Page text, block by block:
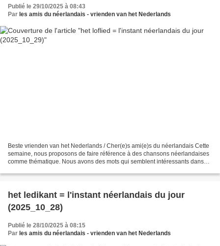
Publié le 29/10/2025 à 08:43
Par les amis du néerlandais - vrienden van het Nederlands
Beste vrienden van het Nederlands / Cher(e)s ami(e)s du néerlandais Cette
semaine, nous proposons de faire référence à des chansons néerlandaises
comme thématique. Nous avons des mots qui semblent intéressants dans
het ledikant = l'instant néerlandais du jour
(2025_10_28)
Publié le 28/10/2025 à 08:15
Par les amis du néerlandais - vrienden van het Nederlands